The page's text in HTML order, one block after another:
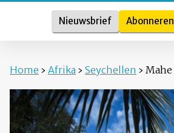
Nieuwsbrief Abonneren
Home › Afrika › Seychellen › Mahe